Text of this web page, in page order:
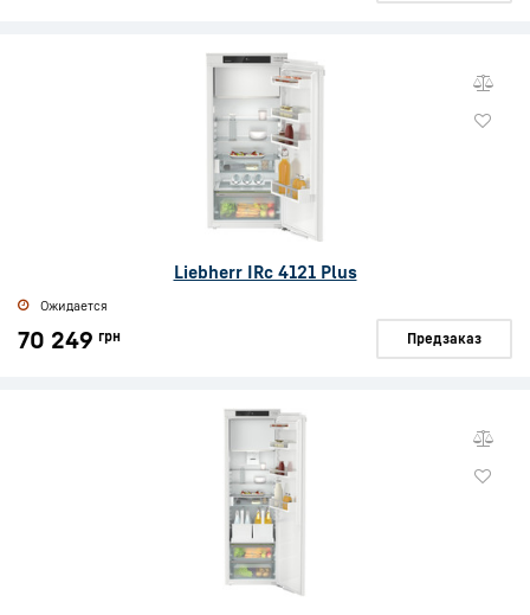
Liebherr IRc 4121 Plus
Ожидается
70 249 грн Предзаказ